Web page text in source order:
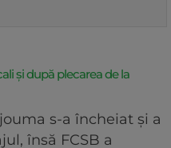
și după plecarea de la
s-a încheiat și a
însă FCSB a